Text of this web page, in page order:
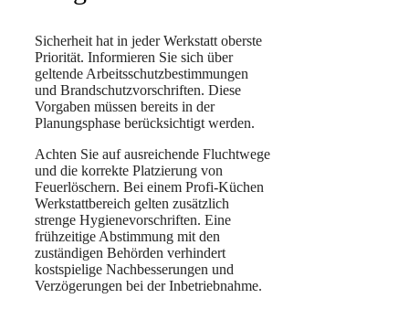
Sicherheit hat in jeder Werkstatt oberste
Priorität. Informieren Sie sich über
geltende Arbeitsschutzbestimmungen
und Brandschutzvorschriften. Diese
Vorgaben müssen bereits in der
Planungsphase berücksichtigt werden.
Achten Sie auf ausreichende Fluchtwege
und die korrekte Platzierung von
Feuerlöschern. Bei einem Profi-Küchen
Werkstattbereich gelten zusätzlich
strenge Hygienevorschriften. Eine
frühzeitige Abstimmung mit den
zuständigen Behörden verhindert
kostspielige Nachbesserungen und
Verzögerungen bei der Inbetriebnahme.